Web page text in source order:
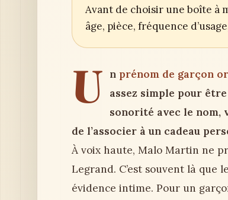
Avant de choisir une boîte à
âge, pièce, fréquence
U n prénom de garçon
assez simple pour
sonorité avec le nom,
de l’associer à un cadeau
À voix haute, Malo Martin ne
Legrand. C’est souvent là que
évidence intime. Pour un